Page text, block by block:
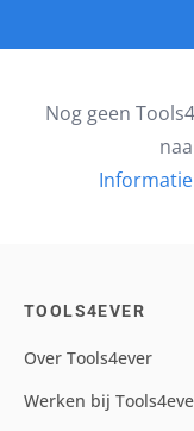
Nog geen
TOOLS4EVER
Over Tools4ever
Werken bij